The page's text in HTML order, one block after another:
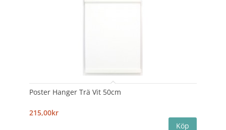
Poster Hanger Trä Vit 50cm
215,00kr